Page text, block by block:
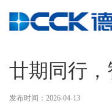
当前位置:首页/最
廿期同行，
发布时间：2026-04-13